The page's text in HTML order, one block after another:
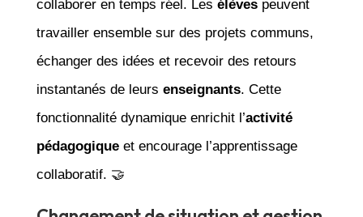
collaborer en temps réel. Les élèvespeuvent
travailler ensemble sur des projets communs,
échanger des idées et recevoir des retours
instantanés de leurs enseignants. Cette
fonctionnalité dynamique enrichit l’activité
pédagogiqueet encourage l’apprentissage
collaboratif. 🤝